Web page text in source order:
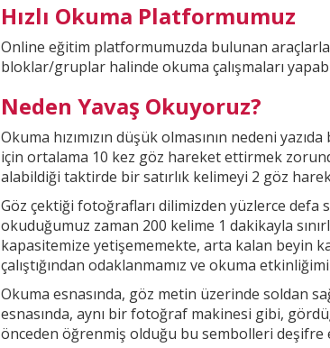
Hızlı Okuma Platformumuz
Online eğitim platformumuzda bulunan araçlarla
bloklar/gruplar halinde okuma çalışmaları
Neden Yavaş Okuyoruz?
Okuma hızımızın düşük olmasının nedeni yazıda
için ortalama 10 kez göz hareket ettirmek
alabildiği taktirde birsatırlık kelimeyi 2 göz
Göz çektiği fotoğrafları dilimizden yüzlerce
okuduğumuz zaman 200 kelime 1 dakikayla
kapasitemize yetişememekte, arta kalan beyin
çalıştığından odaklanmamız ve okuma
Okuma esnasında, göz metin üzerinde soldan
esnasında, aynı bir fotoğraf makinesi gibi,
önceden öğrenmiş olduğu bu sembolleri deşifre